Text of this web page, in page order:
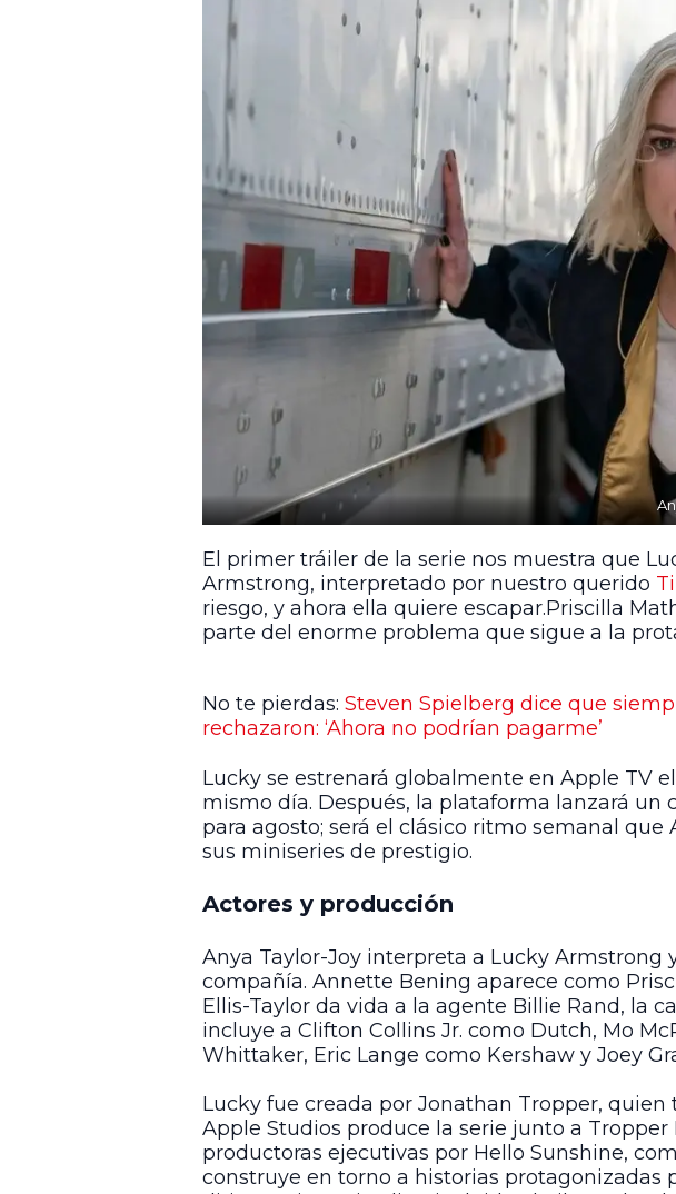
El primer tráiler de la serie nos muestra que
Armstrong, interpretado por nuestro querido
riesgo, y ahora ella quiere escapar.Priscilla
parte del enorme problema que sigue a la
No te pierdas: Steven Spielberg dice que
rechazaron: ‘Ahora no podrían pagarme’
Lucky se estrenará globalmente en Apple TV
mismo día. Después, la plataforma lanzará
para agosto; será el clásico ritmo semanal
sus miniseries de prestigio.
Actores y producción
Anya Taylor-Joy interpreta a Lucky Armstrong
compañía. Annette Bening aparece como
Ellis-Taylor da vida a la agente Billie Rand, la
incluye a Clifton Collins Jr. como Dutch, Mo
Whittaker, Eric Lange como Kershaw y Joey
Lucky fue creada por Jonathan Tropper,
Apple Studios produce la serie junto a
productoras ejecutivas por Hello Sunshine,
construye en torno a historias protagonizadas